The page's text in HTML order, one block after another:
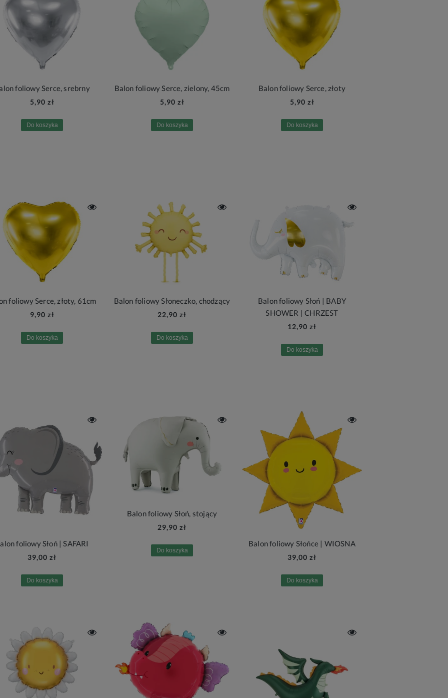
foliowy Serce, srebrny
5,90 zł
Do koszyka
Balon foliowy Serce, zielony, 45cm
5,90 zł
Do koszyka
Balon foliowy Serce, złoty
5,90 zł
Do koszyka
foliowy Serce, złoty, 61cm
9,90 zł
Do koszyka
Balon foliowy Słoneczko, chodzący
22,90 zł
Do koszyka
Balon foliowy Słoń | BABY
SHOWER | CHRZEST
12,90 zł
Do koszyka
foliowy Słoń | SAFARI
39,00 zł
Do koszyka
Balon foliowy Słoń, stojący
29,90 zł
Do koszyka
Balon foliowy Słońce | WIOSNA
39,00 zł
Do koszyka